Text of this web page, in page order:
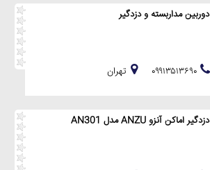
دوربین مداربسته و دزدگیر
تهران
دزدگیر اماکن آنزو ANZU مدل AN301